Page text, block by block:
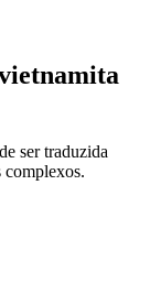
ser traduzida